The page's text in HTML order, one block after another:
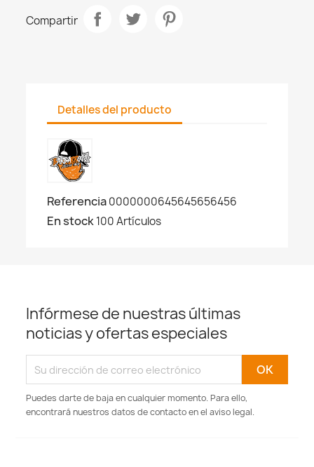
Compartir
Detalles del producto
Referencia0000000645645656456
En stock100 Artículos
Infórmese de nuestras últimas
noticias y ofertas especiales
Puedes darte de baja en cualquier momento. Para ello,
encontrará nuestros datos de contacto en el aviso legal.